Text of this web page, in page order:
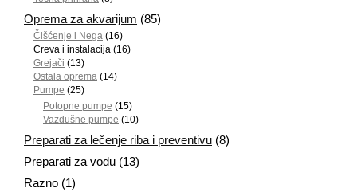
Oprema za akvarijum (85)
Čišćenje i Nega (16)
Creva i instalacija (16)
Grejači (13)
Ostala oprema (14)
Pumpe (25)
Potopne pumpe (15)
Vazdušne pumpe (10)
Preparati za lečenje riba i preventivu (8)
Preparati za vodu (13)
Razno (1)